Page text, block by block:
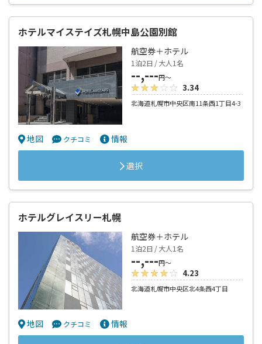
ホテルマイステイズ札幌中島公園別館
航空券＋ホテル
1泊2日 / 大人1名
--,---円～
3.34
北海道札幌市中央区南11条西1丁目4-3
地図 クチコミ 情報
選択
ホテルグレイスリー札幌
航空券＋ホテル
1泊2日 / 大人1名
--,---円～
4.23
北海道札幌市中央区北4条西4丁目
地図 クチコミ 情報